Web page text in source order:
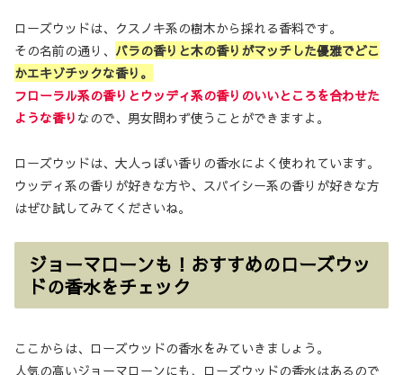
ローズウッドは、クスノキ系の樹木から採れる香料です。
その名前の通り、 バラの香りと木の香りがマッチした優雅でどこ
かエキゾチックな香り。
フローラル系の香りとウッディ系の香りのいいところを合わせた
ような香り なので、男女問わず使うことができますよ。
ローズウッドは、大人っぽい香りの香水によく使われています。
ウッディ系の香りが好きな方や、スパイシー系の香りが好きな方
はぜひ試してみてくださいね。
ジョーマローンも！おすすめのローズウッ
ドの香水をチェック
ここからは、ローズウッドの香水をみていきましょう。
人気の高いジョーマローンにも、ローズウッドの香水はあるので